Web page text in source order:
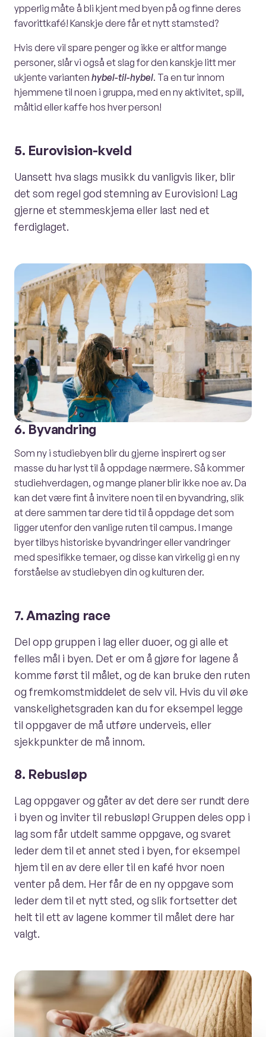
ypperlig måte å bli kjent med byen på og finne deres
favorittkafé! Kanskje dere får et nytt stamsted?
Hvis dere vil spare penger og ikke er altfor mange
personer, slår vi også et slag for den kanskje litt mer
ukjente varianten hybel-til-hybel. Ta en tur innom
hjemmene til noen i gruppa, med en ny aktivitet, spill,
måltid eller kaffe hos hver person!
5. Eurovision-kveld
Uansett hva slags musikk du vanligvis liker, blir
det som regel god stemning av Eurovision! Lag
gjerne et stemmeskjema eller last ned et
ferdiglaget.
6. Byvandring
Som ny i studiebyen blir du gjerne inspirert og ser
masse du har lyst til å oppdage nærmere. Så kommer
studiehverdagen, og mange planer blir ikke noe av. Da
kan det være fint å invitere noen til en byvandring, slik
at dere sammen tar dere tid til å oppdage det som
ligger utenfor den vanlige ruten til campus. I mange
byer tilbys historiske byvandringer eller vandringer
med spesifikke temaer, og disse kan virkelig gi en ny
forståelse av studiebyen din og kulturen der.
7. Amazing race
Del opp gruppen i lag eller duoer, og gi alle et
felles mål i byen. Det er om å gjøre for lagene å
komme først til målet, og de kan bruke den ruten
og fremkomstmiddelet de selv vil. Hvis du vil øke
vanskelighetsgraden kan du for eksempel legge
til oppgaver de må utføre underveis, eller
sjekkpunkter de må innom.
8. Rebusløp
Lag oppgaver og gåter av det dere ser rundt dere
i byen og inviter til rebusløp! Gruppen deles opp i
lag som får utdelt samme oppgave, og svaret
leder dem til et annet sted i byen, for eksempel
hjem til en av dere eller til en kafé hvor noen
venter på dem. Her får de en ny oppgave som
leder dem til et nytt sted, og slik fortsetter det
helt til ett av lagene kommer til målet dere har
valgt.